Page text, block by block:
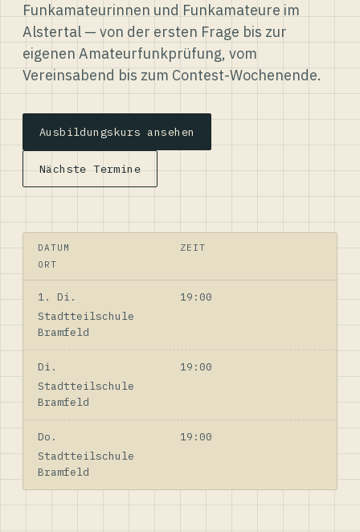
Funkamateurinnen und Funkamateure im
Alstertal — von der ersten Frage bis zur
eigenen Amateurfunkprüfung, vom
Vereinsabend bis zum Contest-Wochenende.
Ausbildungskurs ansehen
Nächste Termine
DATUM
ZEIT
ORT
1. Di.
19:00
Stadtteilschule
Bramfeld
Di.
19:00
Stadtteilschule
Bramfeld
Do.
19:00
Stadtteilschule
Bramfeld